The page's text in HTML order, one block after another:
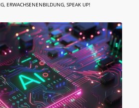
, ERWACHSENENBILDUNG, SPEAK UP!